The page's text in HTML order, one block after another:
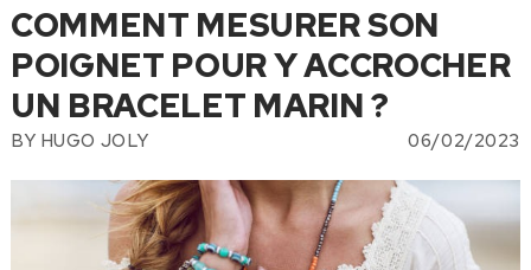
COMMENT MESURER SON
POIGNET POUR Y ACCROCHER
UN BRACELET MARIN ?
BY HUGO JOLY 06/02/2023